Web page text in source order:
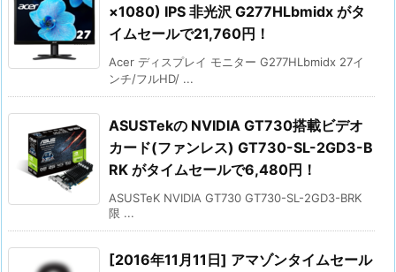
×1080) IPS 非光沢 G277HLbmidx がタ
イムセールで21,760円！
Acer ディスプレイ モニター G277HLbmidx 27イ
ンチ/フルHD/ ...
ASUSTekの NVIDIA GT730搭載ビデオ
カード(ファンレス) GT730-SL-2GD3-B
RK がタイムセールで6,480円！
ASUSTeK NVIDIA GT730 GT730-SL-2GD3-BRK
限 ...
[2016年11月11日] アマゾンタイムセール